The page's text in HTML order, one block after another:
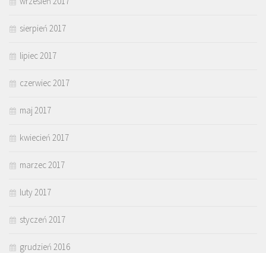
sierpień 2017
lipiec 2017
czerwiec 2017
maj 2017
kwiecień 2017
marzec 2017
luty 2017
styczeń 2017
grudzień 2016